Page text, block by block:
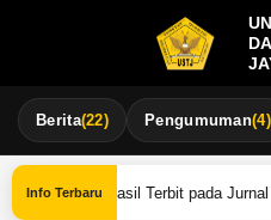
Berita(22) Pengumuman(4)
Info Terbaru
USTJ Berhasil Terbit pada Jurnal